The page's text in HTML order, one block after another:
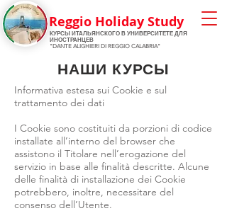
Reggio Holiday Study
КУРСЫ ИТАЛЬЯНСКОГО В УНИВЕРСИТЕТЕ ДЛЯ
ИНОСТРАНЦЕВ
"DANTE ALIGHIERI DI REGGIO CALABRIA"
НАШИ КУРСЫ
Informativa estesa sui Cookie e sul
trattamento dei dati
I Cookie sono costituiti da porzioni di codice
installate all’interno del browser che
assistono il Titolare nell’erogazione del
servizio in base alle finalità descritte. Alcune
delle finalità di installazione dei Cookie
potrebbero, inoltre, necessitare del
consenso dell’Utente.